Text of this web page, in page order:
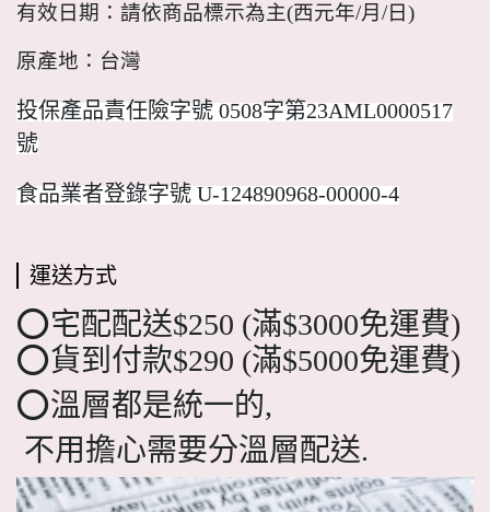
有效日期：請依商品標示為主(西元年/月/日)
原產地：台灣
投保產品責任險字號 0508字第23AML0000517
號
食品業者登錄字號 U-124890968-00000-4
運送方式
⭕宅配配送$250 (滿$3000免運費)
⭕貨到付款$290 (滿$5000免運費)
⭕溫層都是統一的,
不用擔心需要分溫層配送.